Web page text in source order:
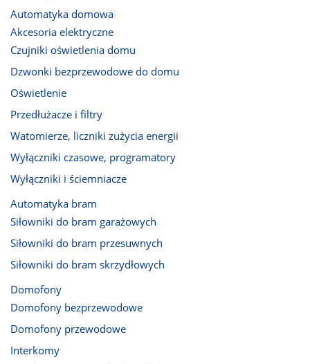
Automatyka domowa
Akcesoria elektryczne
Czujniki oświetlenia domu
Dzwonki bezprzewodowe do domu
Oświetlenie
Przedłużacze i filtry
Watomierze, liczniki zużycia energii
Wyłączniki czasowe, programatory
Wyłączniki i ściemniacze
Automatyka bram
Siłowniki do bram garażowych
Siłowniki do bram przesuwnych
Siłowniki do bram skrzydłowych
Domofony
Domofony bezprzewodowe
Domofony przewodowe
Interkomy